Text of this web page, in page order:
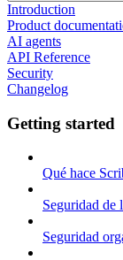
Introduction
Product
AI agents
API Reference
Security
Changelog
Getting started
Qué hace
Seguridad de
Seguridad